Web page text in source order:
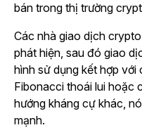
bán trong thị trường
Các nhà giao dịch
phát hiện, sau đó giao
hình sử dụng kết hợp
Fibonacci thoái lui hoặc
hướng kháng cự khác,
mạnh.